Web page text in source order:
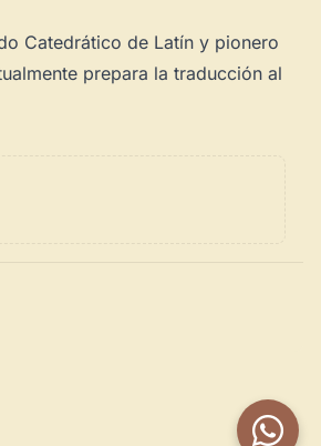
Catedrático de Latín y pionero
prepara la traducción al